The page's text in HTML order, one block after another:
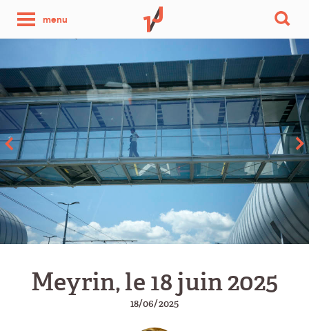
menu
photo
par
jour
Meyrin, le 18 juin 2025
18/06/2025